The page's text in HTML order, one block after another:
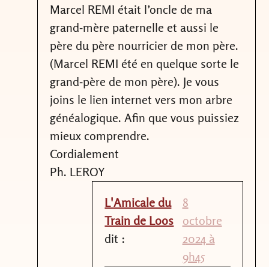
Marcel REMI était l’oncle de ma
grand-mère paternelle et aussi le
père du père nourricier de mon père.
(Marcel REMI été en quelque sorte le
grand-père de mon père). Je vous
joins le lien internet vers mon arbre
généalogique. Afin que vous puissiez
mieux comprendre.
Cordialement
Ph. LEROY
L'Amicale du
Train de Loos
dit :
8
octobre
2024 à
9h45